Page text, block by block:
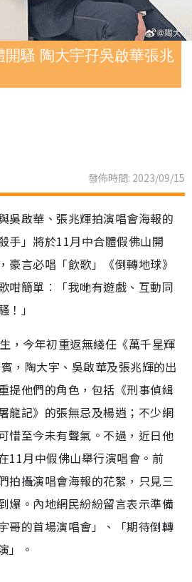
開騷 陶大宇孖吳啟華張兆
發佈時間: 2023/09/15
吳啟華、張兆輝拍演唱會海報的
手」將於11月中合體假佛山開
豪言必唱「飲歌」《倒轉地球》
咁簡單︰「我哋有遊戲、互動同
！」
，今年初重返無綫任《萬千星輝
，陶大宇、吳啟華及張兆輝的出
提他們的角色，包括《刑事偵緝
龍記》的張無忌及楊逍；不少網
惜至今未有聲氣。不過，近日他
11月中假佛山舉行演唱會。前
拍攝演唱會海報的花絮，只見三
爆。內地網民紛紛留言表示準備
哥的首場演唱會」、「期待倒轉
」。